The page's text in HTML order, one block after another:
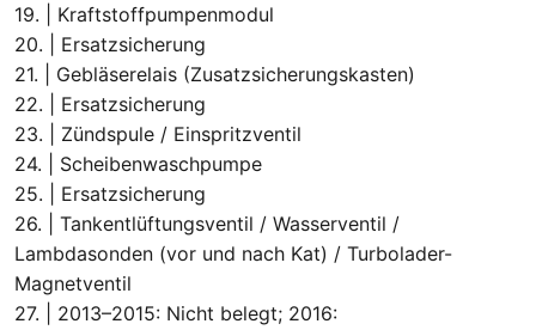
19. | Kraftstoffpumpenmodul
20. | Ersatzsicherung
21. | Gebläserelais (Zusatzsicherungskasten)
22. | Ersatzsicherung
23. | Zündspule / Einspritzventil
24. | Scheibenwaschpumpe
25. | Ersatzsicherung
26. | Tankentlüftungsventil / Wasserventil /
Lambdasonden (vor und nach Kat) / Turbolader-
Magnetventil
27. | 2013–2015: Nicht belegt; 2016: